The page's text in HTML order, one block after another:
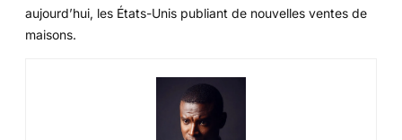
aujourd’hui, les États-Unis publiant de nouvelles ventes de
maisons.